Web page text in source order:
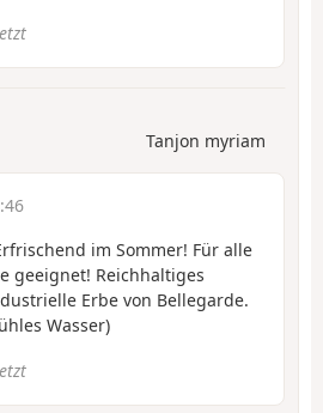
Tanjon myriam
im Sommer! Für alle
geeignet! Reichhaltiges
Erbe von Bellegarde.
Wasser)